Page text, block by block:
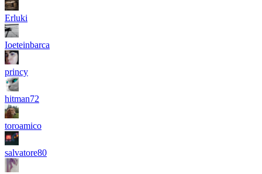
Erluki
Ioeteinbarca
princy
hitman72
toroamico
salvatore80